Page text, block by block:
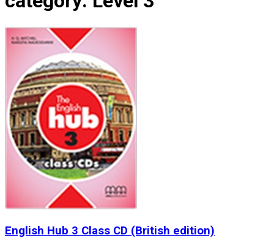
English Hub 3 Class CD (British edition)